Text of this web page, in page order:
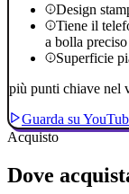
Design
Tiene il
a bolla
Superficie
più punti chiave nel
Guarda su
Acquisto
Dove